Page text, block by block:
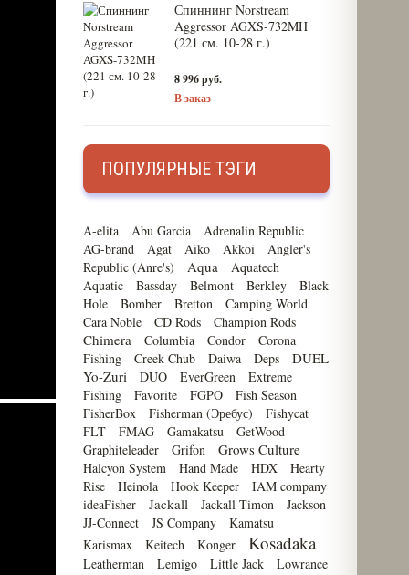
Спиннинг Norstream
Aggressor AGXS-732MH
(221 см. 10-28 г.)
8 996 руб.
В заказ
ПОПУЛЯРНЫЕ ТЭГИ
A-elita Abu Garcia
Adrenalin Republic
AG-brand
Agat Aiko Akkoi
Angler's
Republic (Anre's)
Aqua
Aquatech
Aquatic
Bassday Belmont Berkley
Black
Hole
Bomber Bretton
Camping World
Cara Noble
CD Rods Champion Rods
Chimera Columbia Condor
Corona
Fishing
Creek Chub Daiwa Deps
DUEL
Yo-Zuri
DUO EverGreen
Extreme
Fishing
Favorite FGPO
Fish Season
FisherBox
Fisherman (Эребус)
Fishycat
FLT
FMAG Gamakatsu
GetWood
Graphiteleader
Grifon Grows Culture
Halcyon System Hand Made HDX
Hearty
Rise
Heinola Hook Keeper
IAM company
ideaFisher
Jackall Jackall Timon
Jackson
JJ-Connect
JS Company
Kamatsu
Karismax
Keitech Konger Kosadaka
Leatherman Lemigo Little Jack Lowrance